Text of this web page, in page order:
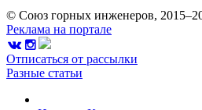
© Союз горных инженеров,
Реклама на портале
Отписаться от рассылки
Разные статьи